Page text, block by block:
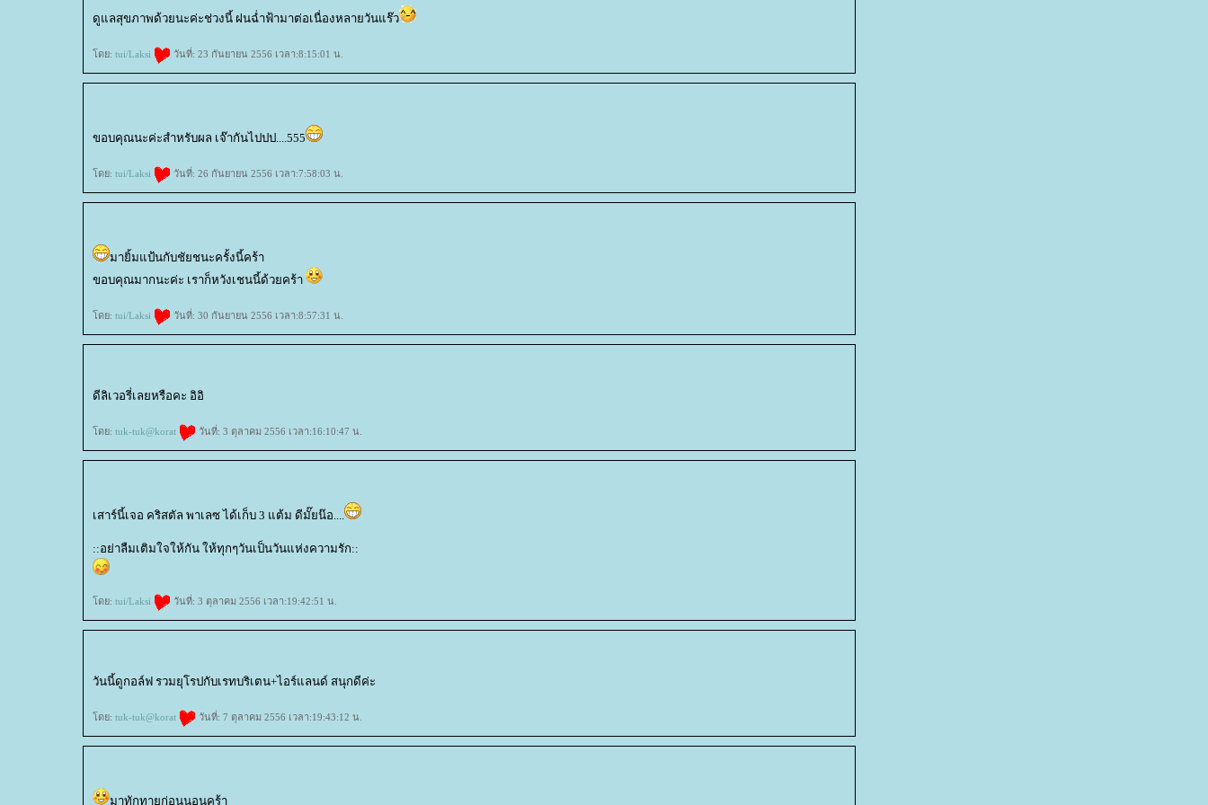
ดูแลสุขภาพด้วยนะค่ะช่วงนี้ ฝนฉ่ำฟ้ามาต่อเนื่องหลายวันแร๊ว
ดย: tui/Laksi วันที่: 23 กันยายน 2556 เวลา:8:15:01 น.
ขอบคุณนะค่ะสำหรับผล เจ๊ากันไปปป....555
ดย: tui/Laksi วันที่: 26 กันยายน 2556 เวลา:7:58:03 น.
มายิ้มแป้นกับชัยชนะครั้งนี้คร้า
ขอบคุณมากนะค่ะ เราก็หวังเชนนี้ด้วยคร้า
ดย: tui/Laksi วันที่: 30 กันยายน 2556 เวลา:8:57:31 น.
ดีลิเวอรี่เลยหรือคะ อิอิ
ดย: tuk-tuk@korat วันที่: 3 ตุลาคม 2556 เวลา:16:10:47 น.
เสาร์นี้เจอ คริสตัล พาเลซ ได้เก็บ 3 แต้ม ดีมั๊ยน๊อ....
::อย่าลืมเติมใจให้กัน ให้ทุกๆวันเป็นวันแห่งความรัก::
ดย: tui/Laksi วันที่: 3 ตุลาคม 2556 เวลา:19:42:51 น.
วันนี้ดูกอล์ฟ รวมยุโรปกับเรทบริเตน+ไอร์แลนด์ สนุกดีค่ะ
ดย: tuk-tuk@korat วันที่: 7 ตุลาคม 2556 เวลา:19:43:12 น.
มาทักทายก่อนนอนคร้า